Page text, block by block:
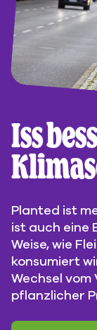
Iss
Planted ist
ist auch eine
Weise, wie
konsumiert
Wechsel
pflanzlicher